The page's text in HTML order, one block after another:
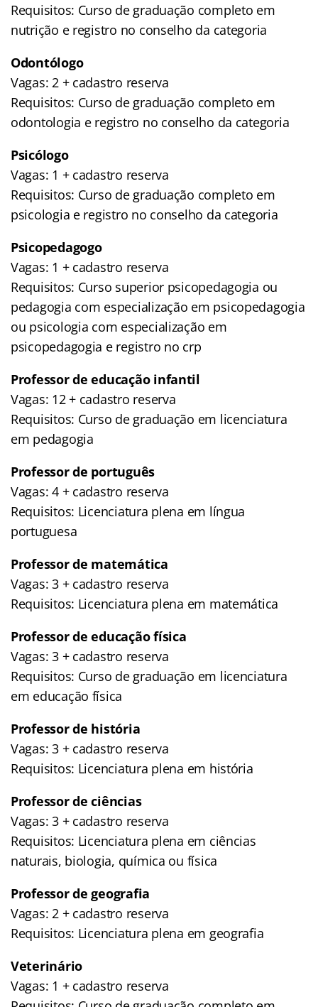
Requisitos: Curso de graduação completo em
nutrição e registro no conselho da categoria
Odontólogo
Vagas: 2 + cadastro reserva
Requisitos: Curso de graduação completo em
odontologia e registro no conselho da categoria
Psicólogo
Vagas: 1 + cadastro reserva
Requisitos: Curso de graduação completo em
psicologia e registro no conselho da categoria
Psicopedagogo
Vagas: 1 + cadastro reserva
Requisitos: Curso superior psicopedagogia ou
pedagogia com especialização em psicopedagogia
ou psicologia com especialização em
psicopedagogia e registro no crp
Professor de educação infantil
Vagas: 12 + cadastro reserva
Requisitos: Curso de graduação em licenciatura
em pedagogia
Professor de português
Vagas: 4 + cadastro reserva
Requisitos: Licenciatura plena em língua
portuguesa
Professor de matemática
Vagas: 3 + cadastro reserva
Requisitos: Licenciatura plena em matemática
Professor de educação física
Vagas: 3 + cadastro reserva
Requisitos: Curso de graduação em licenciatura
em educação física
Professor de história
Vagas: 3 + cadastro reserva
Requisitos: Licenciatura plena em história
Professor de ciências
Vagas: 3 + cadastro reserva
Requisitos: Licenciatura plena em ciências
naturais, biologia, química ou física
Professor de geografia
Vagas: 2 + cadastro reserva
Requisitos: Licenciatura plena em geografia
Veterinário
Vagas: 1 + cadastro reserva